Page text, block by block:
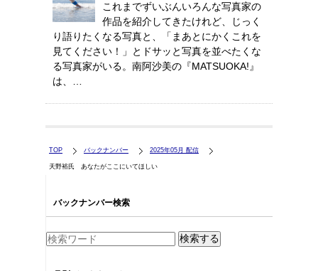
これまでずいぶんいろんな写真家の
作品を紹介してきたけれど、じっく
り語りたくなる写真と、「まあとにかくこれを
見てください！」とドサッと写真を並べたくな
る写真家がいる。南阿沙美の『MATSUOKA!』
は、…
TOP バックナンバー 2025年05月 配信
天野裕氏 あなたがここにいてほしい
バックナンバー検索